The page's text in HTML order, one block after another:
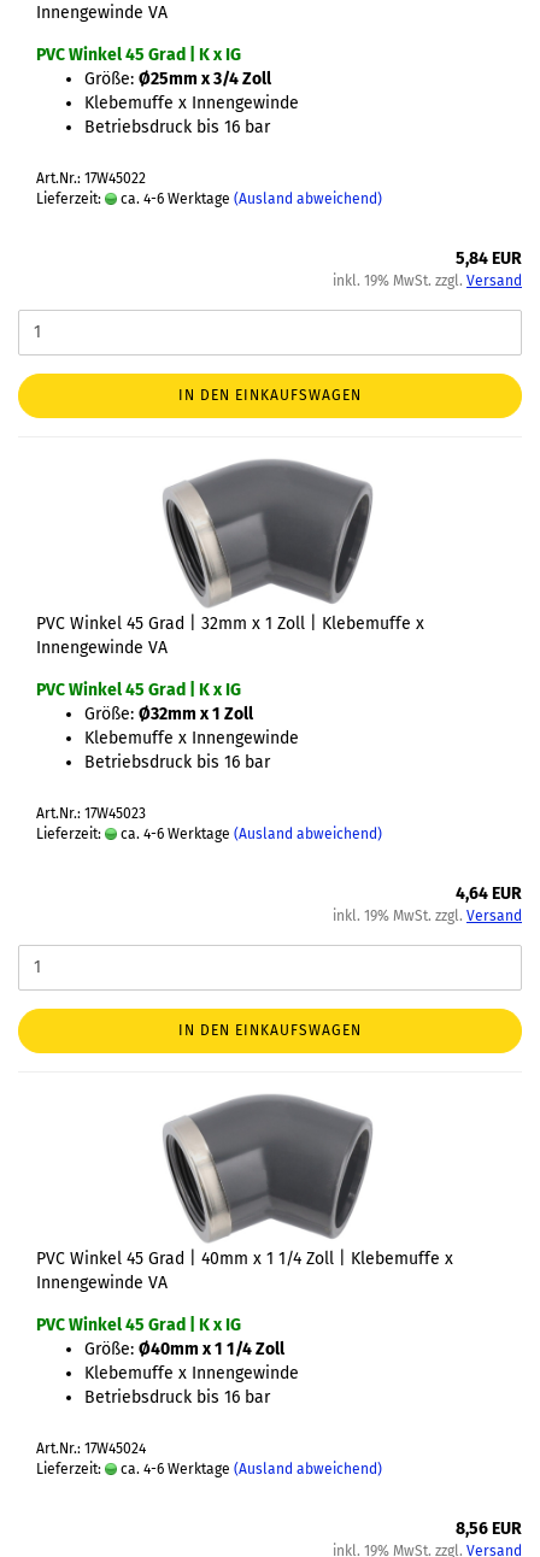
Innengewinde VA
PVC Winkel 45 Grad | K x IG
Größe: Ø25mm x 3/4 Zoll
Klebemuffe x Innengewinde
Betriebsdruck bis 16 bar
Art.Nr.: 17W45022
Lieferzeit:
ca. 4-6 Werktage (Ausland abweichend)
5,84 EUR
inkl. 19% MwSt. zzgl. Versand
IN DEN EINKAUFSWAGEN
PVC Winkel 45 Grad | 32mm x 1 Zoll | Klebemuffe x
Innengewinde VA
PVC Winkel 45 Grad | K x IG
Größe: Ø32mm x 1 Zoll
Klebemuffe x Innengewinde
Betriebsdruck bis 16 bar
Art.Nr.: 17W45023
Lieferzeit:
ca. 4-6 Werktage (Ausland abweichend)
4,64 EUR
inkl. 19% MwSt. zzgl. Versand
IN DEN EINKAUFSWAGEN
PVC Winkel 45 Grad | 40mm x 1 1/4 Zoll | Klebemuffe x
Innengewinde VA
PVC Winkel 45 Grad | K x IG
Größe: Ø40mm x 1 1/4 Zoll
Klebemuffe x Innengewinde
Betriebsdruck bis 16 bar
Art.Nr.: 17W45024
Lieferzeit:
ca. 4-6 Werktage (Ausland abweichend)
8,56 EUR
inkl. 19% MwSt. zzgl. Versand